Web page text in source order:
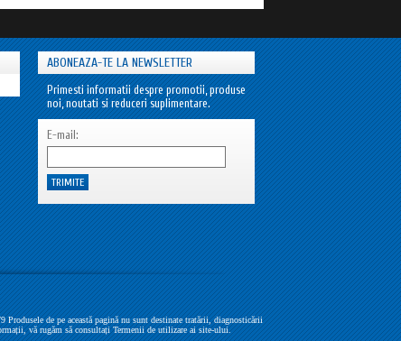
ABONEAZA-TE LA NEWSLETTER
Primesti informatii despre promotii, produse
noi, noutati si reduceri suplimentare.
E-mail:
de pe această pagină nu sunt destinate tratării, diagnosticării
vă rugăm să consultați Termenii de utilizare ai site-ului.